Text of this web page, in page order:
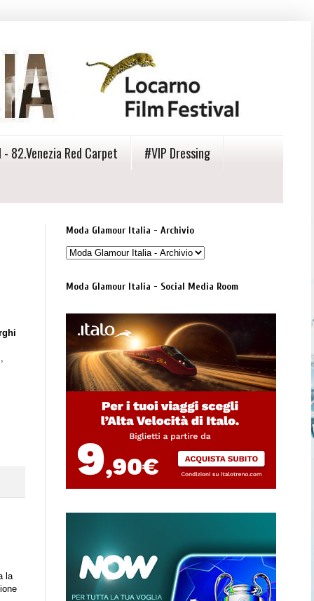
- 82.Venezia Red Carpet #VIP Dressing
la
Moda Glamour Italia - Archivio
Moda Glamour Italia - Social Media Room